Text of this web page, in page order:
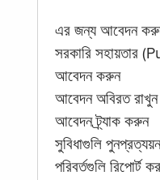
এর জন্য আবেদন
সরকারি সহায়তার
আবেদন করুন
আবেদন অবিরত রাখুন
আবেদন ট্র্যাক করুন
সুবিধাগুলি
পরিবর্তগুলি রিপোর্ট